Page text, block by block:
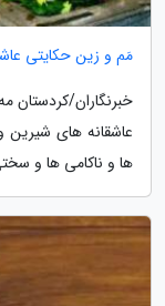
مَم و زین حکایتی
خبرنگاران/کردستان
عاشقانه های شیرین
ها و ناکامی ها و